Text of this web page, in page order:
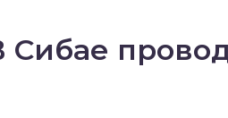
Сибае